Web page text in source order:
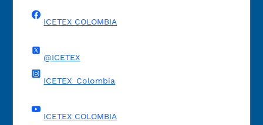
ICETEX COLOMBIA
@ICETEX
ICETEX_Colombia
ICETEX COLOMBIA